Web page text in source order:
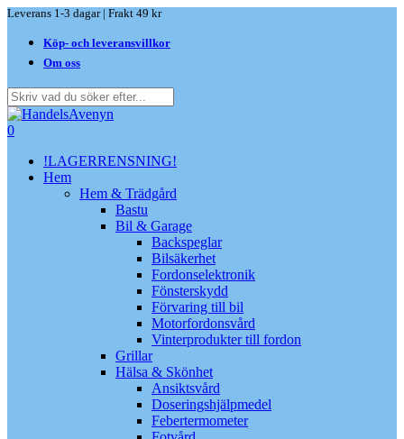
Skip
main
content
Leverans 1-3 dagar | Frakt 49 kr
Köp- och leveransvillkor
Om oss
Close
Search
search
0
!LAGERRENSNING!
Hem
Hem & Trädgård
Bastu
Bil & Garage
Backspeglar
Bilsäkerhet
Fordonselektronik
Fönsterskydd
Förvaring till bil
Motorfordonsvård
Vinterprodukter till fordon
Grillar
Hälsa & Skönhet
Ansiktsvård
Doseringshjälpmedel
Febertermometer